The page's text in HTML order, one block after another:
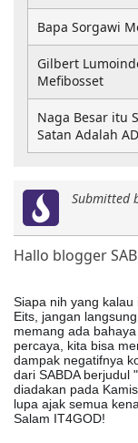
Submitted
Hallo blogger
Siapa nih yang
Eits, jangan
memang ada
percaya, kita bisa
dampak negatifnya
dari SABDA berjudul
diadakan pada
lupa ajak semua
Salam IT4GOD!
Bapa Sorgawi
Gilbert
Mefibosset
Naga Besar itu
Satan Adalah